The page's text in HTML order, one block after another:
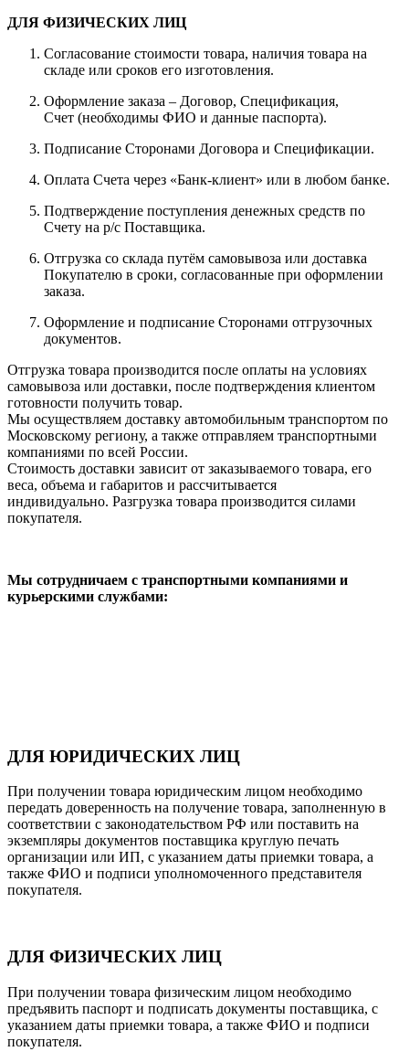
ДЛЯ ФИЗИЧЕСКИХ ЛИЦ
Согласование стоимости товара, наличия товара на
складе или сроков его изготовления.
Оформление заказа – Договор, Спецификация,
Счет (необходимы ФИО и данные паспорта).
Подписание Сторонами Договора и Спецификации.
Оплата Счета через «Банк-клиент» или в любом банке.
Подтверждение поступления денежных средств по
Счету на р/с Поставщика.
Отгрузка со склада путём самовывоза или доставка
Покупателю в сроки, согласованные при оформлении
заказа.
Оформление и подписание Сторонами отгрузочных
документов.
Отгрузка товара производится после оплаты на условиях
самовывоза или доставки, после подтверждения клиентом
готовности получить товар.
Мы осуществляем доставку автомобильным транспортом по
Московскому региону, а также отправляем транспортными
компаниями по всей России.
Стоимость доставки зависит от заказываемого товара, его
веса, объема и габаритов и рассчитывается
индивидуально. Разгрузка товара производится силами
покупателя.
Мы сотрудничаем с транспортными компаниями и
курьерскими службами:
ДЛЯ ЮРИДИЧЕСКИХ ЛИЦ
При получении товара юридическим лицом необходимо
передать доверенность на получение товара, заполненную в
соответствии с законодательством РФ или поставить на
экземпляры документов поставщика круглую печать
организации или ИП, с указанием даты приемки товара, а
также ФИО и подписи уполномоченного представителя
покупателя.
ДЛЯ ФИЗИЧЕСКИХ ЛИЦ
При получении товара физическим лицом необходимо
предъявить паспорт и подписать документы поставщика, с
указанием даты приемки товара, а также ФИО и подписи
покупателя.